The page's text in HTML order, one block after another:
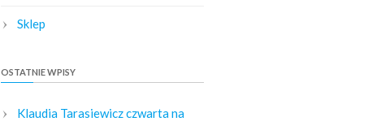
Sklep
OSTATNIE WPISY
Klaudia Tarasiewicz czwarta na